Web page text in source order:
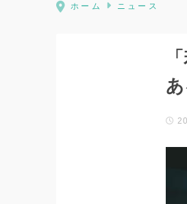
ホーム ニュース